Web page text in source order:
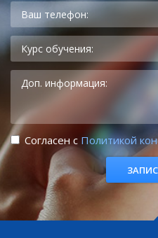
Cогласен с Политикой